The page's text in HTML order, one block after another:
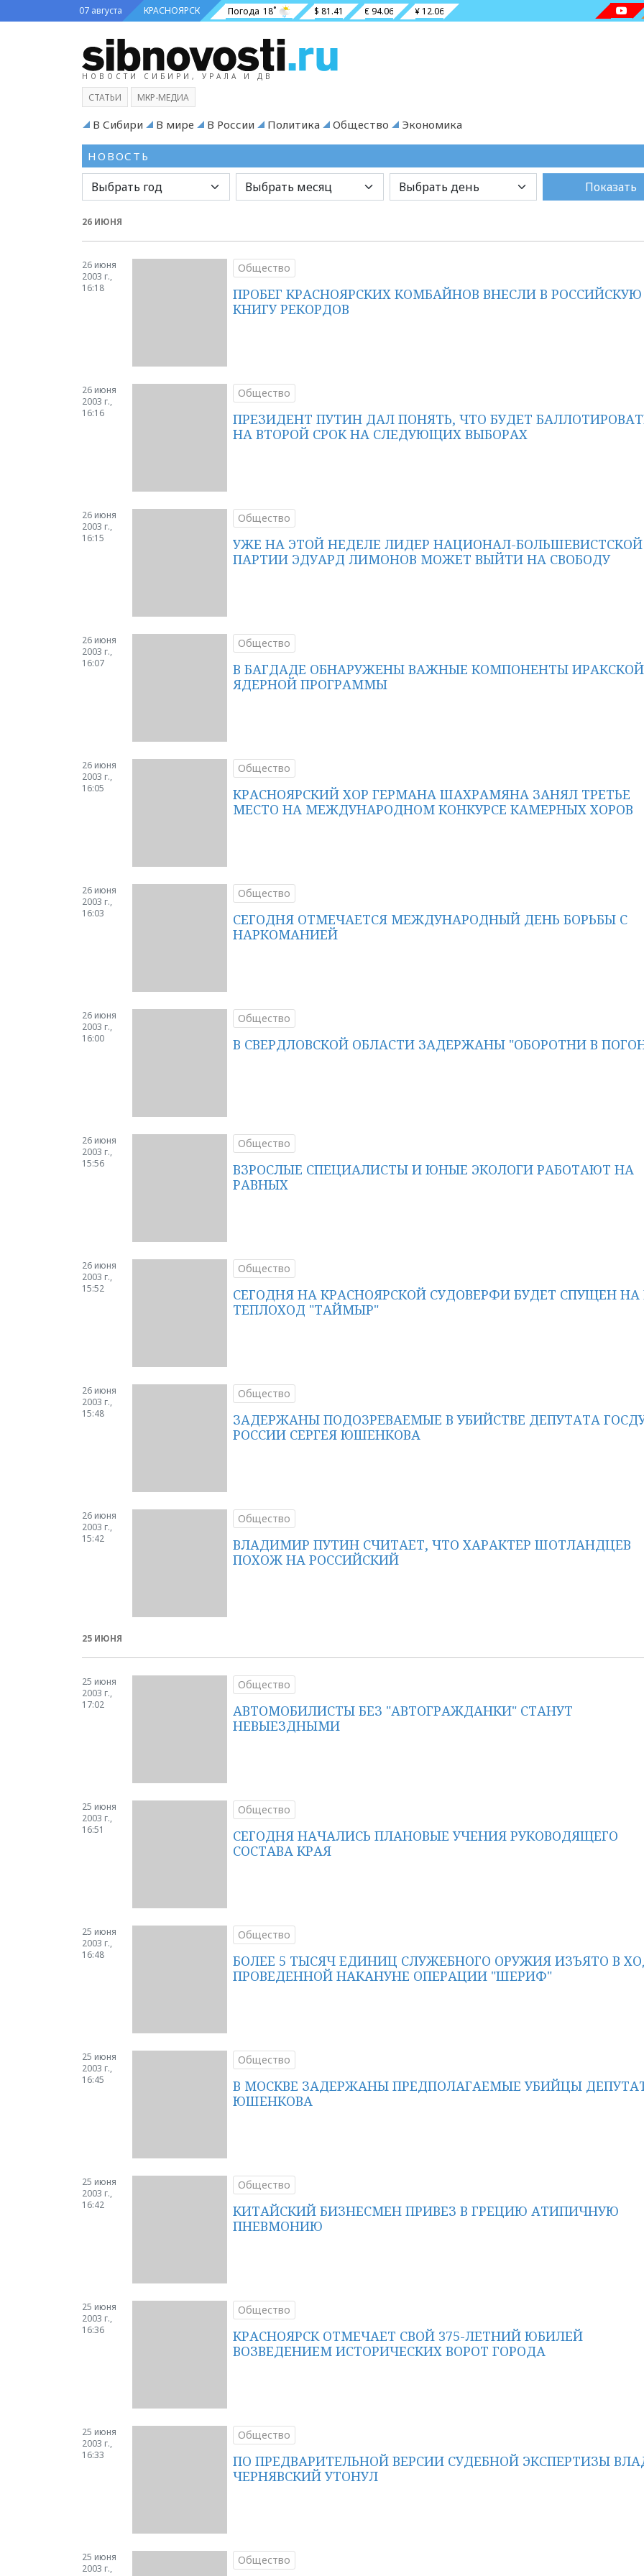
07 августа КРАСНОЯРСК Погода 18˚ $ 81.41 € 94.06 ¥ 12.06
НОВОСТИ СИБИРИ, УРАЛА И ДВ
СТАТЬИ МКР-МЕДИА
В Сибири В мире В России Политика Общество Экономика
НОВОСТЬ
Показать
26 ИЮНЯ
26 июня
2003 г.,
16:18
Общество
ПРОБЕГ КРАСНОЯРСКИХ КОМБАЙНОВ ВНЕСЛИ В РОССИЙСКУЮ
КНИГУ РЕКОРДОВ
26 июня
2003 г.,
16:16
Общество
ПРЕЗИДЕНТ ПУТИН ДАЛ ПОНЯТЬ, ЧТО БУДЕТ
НА ВТОРОЙ СРОК НА СЛЕДУЮЩИХ ВЫБОРАХ
26 июня
2003 г.,
16:15
Общество
УЖЕ НА ЭТОЙ НЕДЕЛЕ ЛИДЕР НАЦИОНАЛ-БОЛЬШЕВИСТСКОЙ
ПАРТИИ ЭДУАРД ЛИМОНОВ МОЖЕТ ВЫЙТИ НА СВОБОДУ
26 июня
2003 г.,
16:07
Общество
В БАГДАДЕ ОБНАРУЖЕНЫ ВАЖНЫЕ КОМПОНЕНТЫ ИРАКСКОЙ
ЯДЕРНОЙ ПРОГРАММЫ
26 июня
2003 г.,
16:05
Общество
КРАСНОЯРСКИЙ ХОР ГЕРМАНА ШАХРАМЯНА ЗАНЯЛ ТРЕТЬЕ
МЕСТО НА МЕЖДУНАРОДНОМ КОНКУРСЕ КАМЕРНЫХ ХОРОВ
26 июня
2003 г.,
16:03
Общество
СЕГОДНЯ ОТМЕЧАЕТСЯ МЕЖДУНАРОДНЫЙ ДЕНЬ БОРЬБЫ С
НАРКОМАНИЕЙ
26 июня
2003 г.,
16:00
Общество
В СВЕРДЛОВСКОЙ ОБЛАСТИ ЗАДЕРЖАНЫ "ОБОРОТНИ В
26 июня
2003 г.,
15:56
Общество
ВЗРОСЛЫЕ СПЕЦИАЛИСТЫ И ЮНЫЕ ЭКОЛОГИ РАБОТАЮТ НА
РАВНЫХ
26 июня
2003 г.,
15:52
Общество
СЕГОДНЯ НА КРАСНОЯРСКОЙ СУДОВЕРФИ БУДЕТ СПУЩЕН НА
ТЕПЛОХОД "ТАЙМЫР"
26 июня
2003 г.,
15:48
Общество
ЗАДЕРЖАНЫ ПОДОЗРЕВАЕМЫЕ В УБИЙСТВЕ ДЕПУТАТА
РОССИИ СЕРГЕЯ ЮШЕНКОВА
26 июня
2003 г.,
15:42
Общество
ВЛАДИМИР ПУТИН СЧИТАЕТ, ЧТО ХАРАКТЕР ШОТЛАНДЦЕВ
ПОХОЖ НА РОССИЙСКИЙ
25 ИЮНЯ
25 июня
2003 г.,
17:02
Общество
АВТОМОБИЛИСТЫ БЕЗ "АВТОГРАЖДАНКИ" СТАНУТ
НЕВЫЕЗДНЫМИ
25 июня
2003 г.,
16:51
Общество
СЕГОДНЯ НАЧАЛИСЬ ПЛАНОВЫЕ УЧЕНИЯ РУКОВОДЯЩЕГО
СОСТАВА КРАЯ
25 июня
2003 г.,
16:48
Общество
БОЛЕЕ 5 ТЫСЯЧ ЕДИНИЦ СЛУЖЕБНОГО ОРУЖИЯ ИЗЪЯТО В
ПРОВЕДЕННОЙ НАКАНУНЕ ОПЕРАЦИИ "ШЕРИФ"
25 июня
2003 г.,
16:45
Общество
В МОСКВЕ ЗАДЕРЖАНЫ ПРЕДПОЛАГАЕМЫЕ УБИЙЦЫ
ЮШЕНКОВА
25 июня
2003 г.,
16:42
Общество
КИТАЙСКИЙ БИЗНЕСМЕН ПРИВЕЗ В ГРЕЦИЮ АТИПИЧНУЮ
ПНЕВМОНИЮ
25 июня
2003 г.,
16:36
Общество
КРАСНОЯРСК ОТМЕЧАЕТ СВОЙ 375-ЛЕТНИЙ ЮБИЛЕЙ
ВОЗВЕДЕНИЕМ ИСТОРИЧЕСКИХ ВОРОТ ГОРОДА
25 июня
2003 г.,
16:33
Общество
ПО ПРЕДВАРИТЕЛЬНОЙ ВЕРСИИ СУДЕБНОЙ ЭКСПЕРТИЗЫ
ЧЕРНЯВСКИЙ УТОНУЛ
25 июня
2003 г.,
Общество